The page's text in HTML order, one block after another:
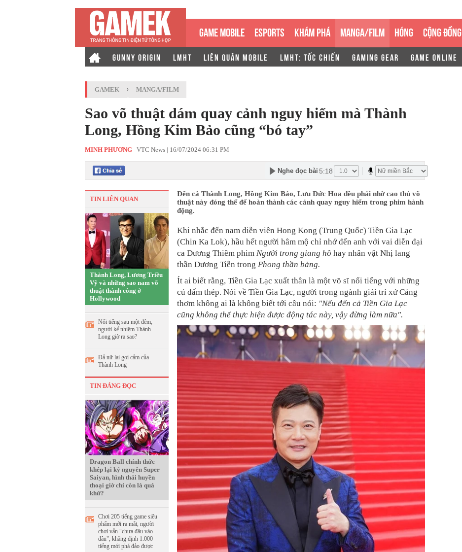
GAME MOBILE ESPORTS KHÁM PHÁ MANGA/FILM HÓNG CỘNG ĐỒNG
GUNNY ORIGIN LMHT LIÊN QUÂN MOBILE LMHT: TỐC CHIẾN GAMING GEAR GAME ONLINE
GAMEK › MANGA/FILM
Sao võ thuật dám quay cảnh nguy hiểm mà Thành
Long, Hồng Kim Bảo cũng “bó tay”
MINH PHƯƠNG VTC News | 16/07/2024 06:31 PM
Nghe đọc bài 5:18
TIN LIÊN QUAN
Thành Long, Lương Triều
Vỹ và những sao nam võ
thuật thành công ở
Hollywood
Nổi tiếng sau một đêm,
người kế nhiệm Thành
Long giờ ra sao?
Đả nữ lai gợi cảm của
Thành Long
TIN ĐÁNG ĐỌC
Dragon Ball chính thức
khép lại kỷ nguyên Super
Saiyan, hình thái huyền
thoại giờ chỉ còn là quá
khứ?
Chơi 205 tiếng game siêu
phẩm mới ra mắt, người
chơi vẫn "chưa đâu vào
đâu", khẳng định 1.000
tiếng mới phá đảo được
Đến cả Thành Long, Hồng Kim Bảo, Lưu Đức Hoa đều phải nhờ cao thủ võ
thuật này đóng thế để hoàn thành các cảnh quay nguy hiểm trong phim hành
động.
Khi nhắc đến nam diễn viên Hong Kong (Trung Quốc) Tiền Gia Lạc
(Chin Ka Lok), hầu hết người hâm mộ chỉ nhớ đến anh với vai diễn đại
ca Dương Thiêm phim Người trong giang hồ hay nhân vật Nhị lang
thần Dương Tiễn trong Phong thần bảng.
Ít ai biết rằng, Tiền Gia Lạc xuất thân là một võ sĩ nổi tiếng với những
cú đấm thép. Nói về Tiền Gia Lạc, người trong ngành giải trí xứ Cảng
thơm không ai là không biết tới câu nói: "Nếu đến cả Tiền Gia Lạc
cũng không thể thực hiện được động tác này, vậy đừng làm nữa".